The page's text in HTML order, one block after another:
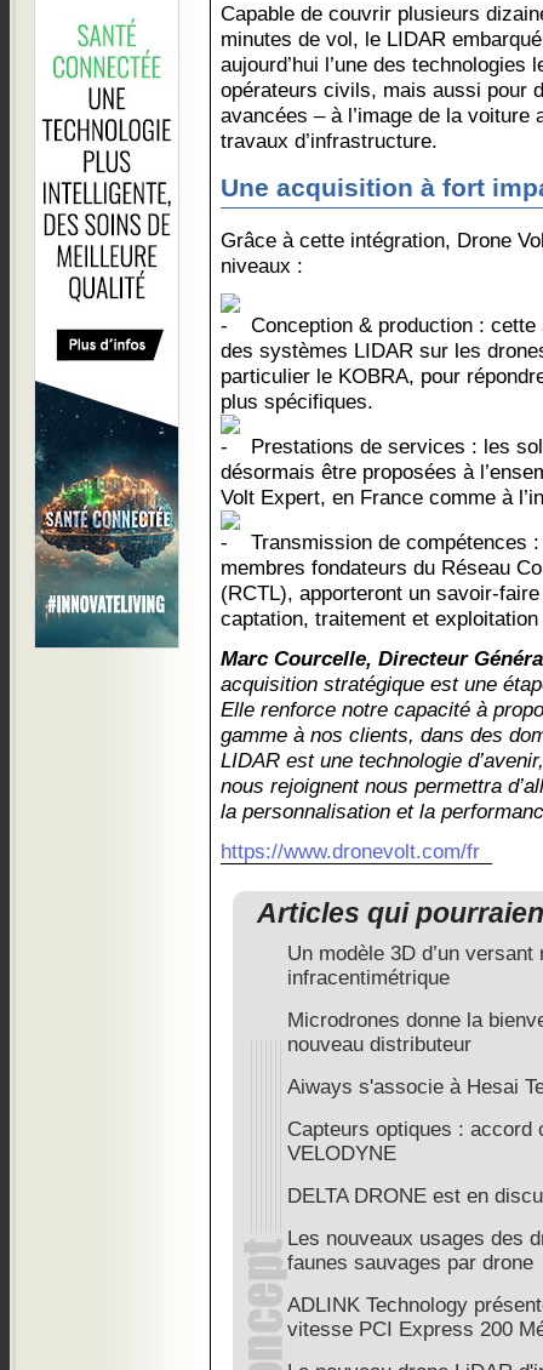
Capable de couvrir plusieurs
minutes de vol, le LIDAR
aujourd’hui l’une des
opérateurs civils, mais aussi pour
avancées – à l’image de la voiture
travaux d’infrastructure.
Une acquisition à fort
Grâce à cette intégration, Drone
niveaux :
Conception & production :
des systèmes LIDAR sur les
particulier le KOBRA, pour
plus spécifiques.
Prestations de services : les
désormais être proposées à
Volt Expert, en France comme à
Transmission de compétences
membres fondateurs du Réseau
(RCTL), apporteront un savoir-
captation, traitement et
Marc Courcelle, Directeur
acquisition stratégique est une
Elle renforce notre capacité à
gamme à nos clients, dans des
LIDAR est une technologie
nous rejoignent nous permettra
la personnalisation et la
https://www.dronevolt.com/fr
Articles qui
Un modèle 3D d’un
infracentimétrique
Microdrones donne la
nouveau distributeur
Aiways s'associe à Hesai
Capteurs optiques : accord
VELODYNE
DELTA DRONE est en
Les nouveaux usages des
faunes sauvages par drone
ADLINK Technology
vitesse PCI Express 200